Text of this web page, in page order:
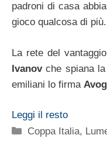
padroni di casa
gioco qualcosa di più.
La rete del
Ivanovche spiana la
emiliani lo firma
Leggi il resto
Categorie
Coppa Italia,